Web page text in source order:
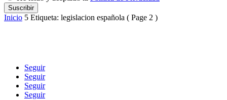
Inicio 5 Etiqueta: legislacion española ( Page 2 )
Seguir
Seguir
Seguir
Seguir